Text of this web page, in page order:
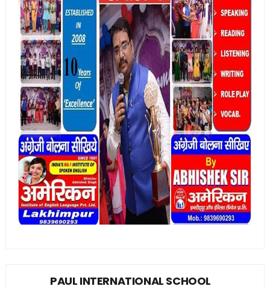
PAUL INTERNATIONAL SCHOOL